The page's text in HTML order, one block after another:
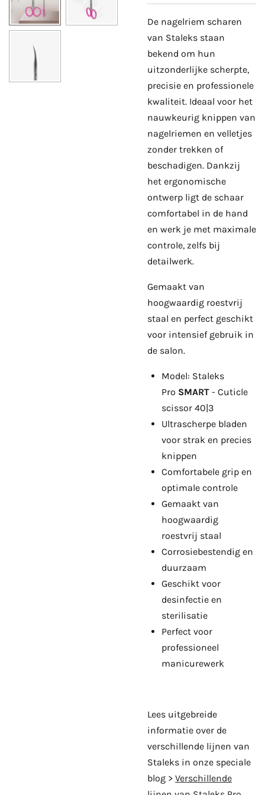
De nagelriem scharen
van Staleks staan
bekend om hun
uitzonderlijke scherpte,
precisie en professionele
kwaliteit. Ideaal voor het
nauwkeurig knippen van
nagelriemen en velletjes
zonder trekken of
beschadigen. Dankzij
het ergonomische
ontwerp ligt de schaar
comfortabel in de hand
en werk je met maximale
controle, zelfs bij
detailwerk.
Gemaakt van
hoogwaardig roestvrij
staal en perfect geschikt
voor intensief gebruik in
de salon.
Model: Staleks
Pro SMART - Cuticle
scissor 40|3
Ultrascherpe bladen
voor strak en precies
knippen
Comfortabele grip en
optimale controle
Gemaakt van
hoogwaardig
roestvrij staal
Corrosiebestendig en
duurzaam
Geschikt voor
desinfectie en
sterilisatie
Perfect voor
professioneel
manicurewerk
Lees uitgebreide
informatie over de
verschillende lijnen van
Staleks in onze speciale
blog > Verschillende